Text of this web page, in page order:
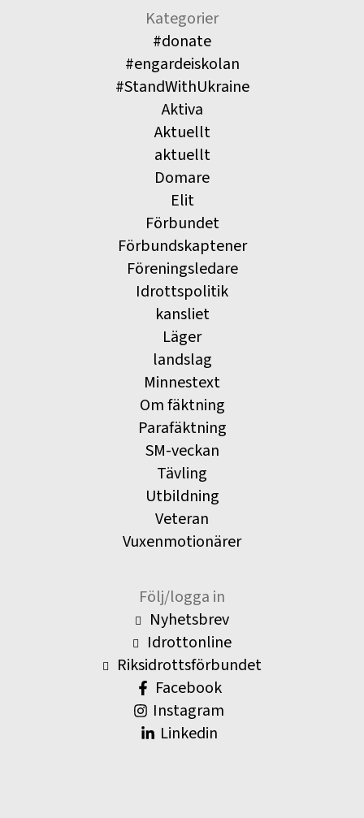
Kategorier
#donate
#engardeiskolan
#StandWithUkraine
Aktiva
Aktuellt
aktuellt
Domare
Elit
Förbundet
Förbundskaptener
Föreningsledare
Idrottspolitik
kansliet
Läger
landslag
Minnestext
Om fäktning
Parafäktning
SM-veckan
Tävling
Utbildning
Veteran
Vuxenmotionärer
Följ/logga in
Nyhetsbrev
Idrottonline
Riksidrottsförbundet
Facebook
Instagram
Linkedin